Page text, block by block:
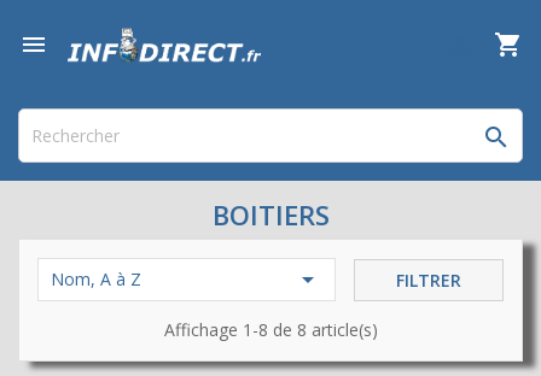
 shopping_cart

BOITIERS
Nom, A à Z  FILTRER
Affichage 1-8 de 8 article(s)